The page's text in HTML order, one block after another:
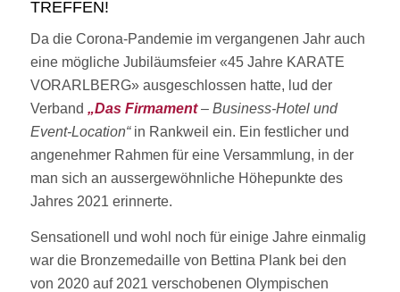
TREFFEN!
Da die Corona-Pandemie im vergangenen Jahr auch
eine mögliche Jubiläumsfeier «45 Jahre KARATE
VORARLBERG» ausgeschlossen hatte, lud der
Verband „Das Firmament– Business-Hotel und
Event-Location“in Rankweil ein. Ein festlicher und
angenehmer Rahmen für eine Versammlung, in der
man sich an aussergewöhnliche Höhepunkte des
Jahres 2021 erinnerte.
Sensationell und wohl noch für einige Jahre einmalig
war die Bronzemedaille von Bettina Plank bei den
von 2020 auf 2021 verschobenen Olympischen